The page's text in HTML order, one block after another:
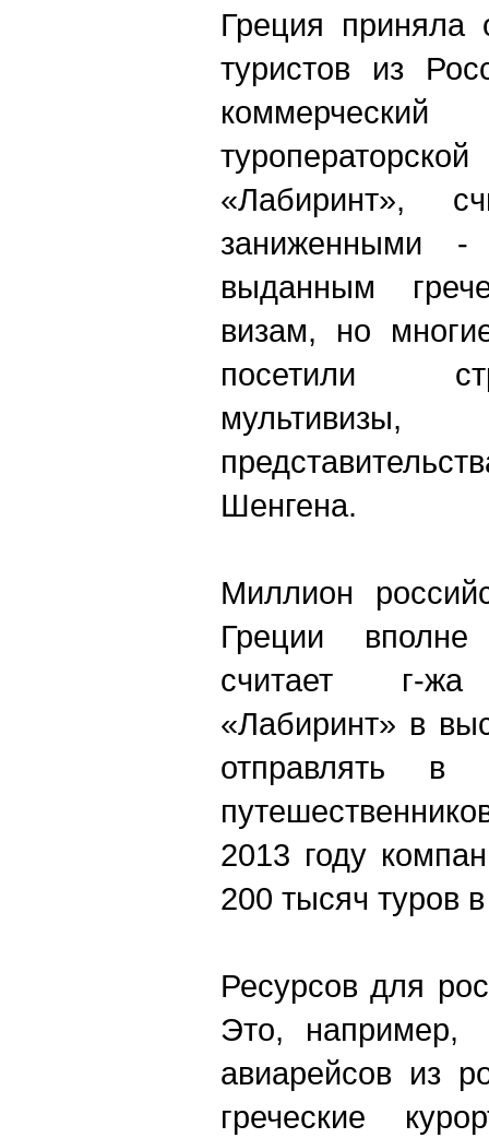
Греция
туристов из
«Лабиринт»,
заниженными
выданным
визам, но
посетили
Шенгена.
Миллион
Греции
считает г-
«Лабиринт» в
отправлять
2013 году
200 тысяч туров
Ресурсов для
Это, например,
авиарейсов из
греческие